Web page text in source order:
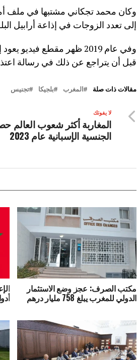
وكان محمد تجكاني مشتبها في ملف
إلى تعدد الزوجات في إذاعة أرابيل البلجيكية الناطقة
قبل أن يتراجع عن ذلك في رسالة اعتذر
مقالات ذات صلة المغرب بلجيكا تجنيس
لا يفوتك
المغاربة أكثر شعوب العالم
الجنسية الإسبانية عام 2023
مكتب الصرف: عجز وضع الاستثمار
الدولي للمغرب يبلغ 758 مليار درهم